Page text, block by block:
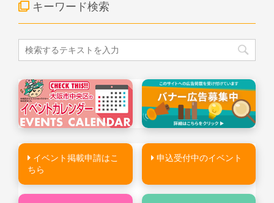
キーワード検索
イベント掲載申請はこ
ちら
申込受付中のイベント